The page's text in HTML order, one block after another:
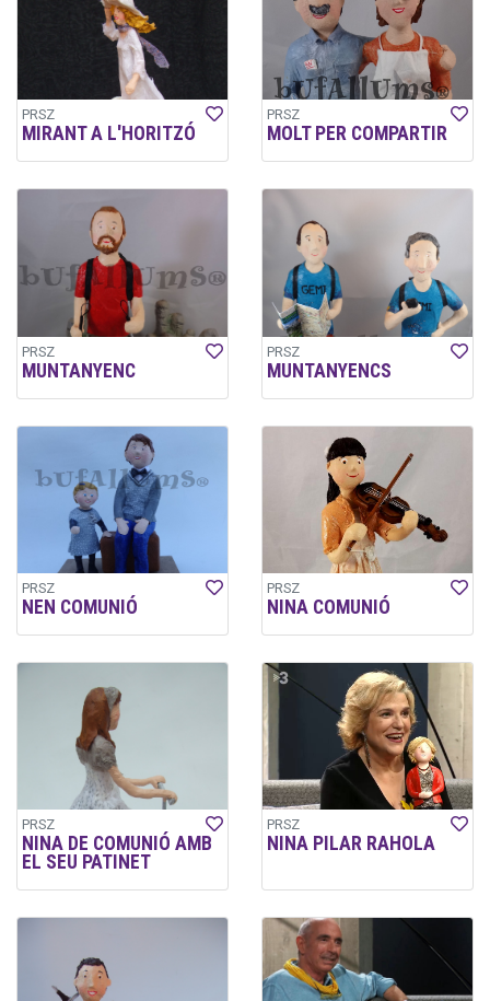
PRSZ
MIRANT A L'HORITZÓ
PRSZ
MOLT PER COMPARTIR
PRSZ
MUNTANYENC
PRSZ
MUNTANYENCS
PRSZ
NEN COMUNIÓ
PRSZ
NINA COMUNIÓ
PRSZ
NINA DE COMUNIÓ AMB
EL SEU PATINET
PRSZ
NINA PILAR RAHOLA